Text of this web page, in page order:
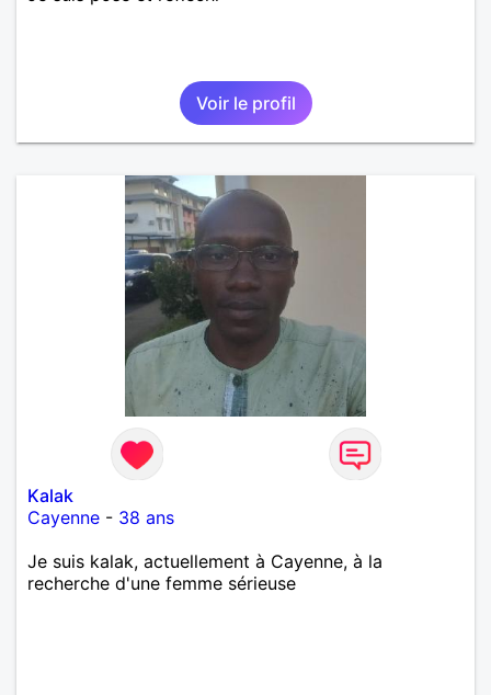
Voir le profil
Kalak
Cayenne - 38 ans
Je suis kalak, actuellement à Cayenne, à la
recherche d'une femme sérieuse